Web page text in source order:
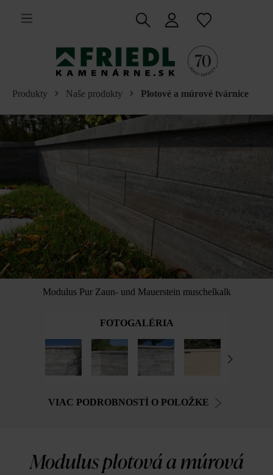
hlavný obsah
Produkty Naše produkty Plotové a múrové tvárnice
Modulus Pur Zaun- und Mauerstein muschelkalk
FOTOGALÉRIA
VIAC PODROBNOSTÍ O POLOŽKE
Modulus plotová a múrová